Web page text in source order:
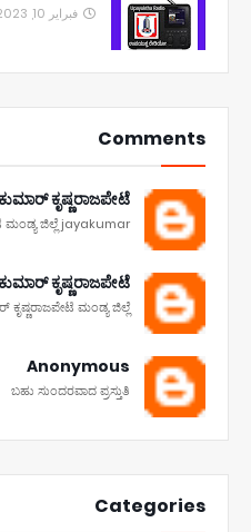
فبراير 10, 2023
Comments
ಕೃಷ್ಣರಾಜಪೇಟೆ
ಜಿಲ್ಲೆ jayakumar...
ಕೃಷ್ಣರಾಜಪೇಟೆ
ಮಂಡ್ಯ ಜಿಲ್ಲೆ
Anonymous
ಬಹು ಸುಂದರವಾದ ಪ್ರಸ್ತುತಿ
Categories